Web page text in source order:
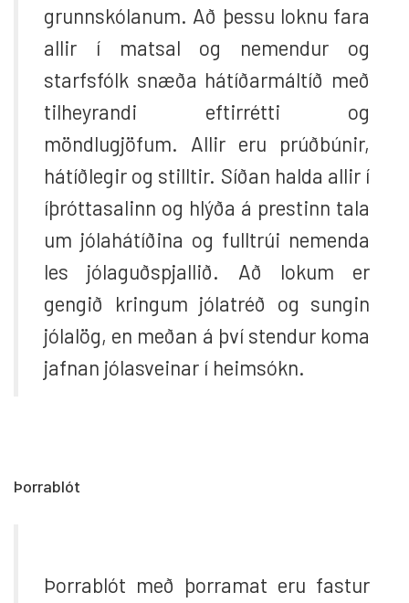
grunnskólanum. Að þessu loknu fara
allir í matsal og nemendur og
starfsfólk snæða hátíðarmáltíð með
tilheyrandi eftirrétti og
möndlugjöfum. Allir eru prúðbúnir,
hátíðlegir og stilltir. Síðan halda allir í
íþróttasalinn og hlýða á prestinn tala
um jólahátíðina og fulltrúi nemenda
les jólaguðspjallið. Að lokum er
gengið kringum jólatréð og sungin
jólalög, en meðan á því stendur koma
jafnan jólasveinar í heimsókn.
Þorrablót
Þorrablót með þorramat eru fastur